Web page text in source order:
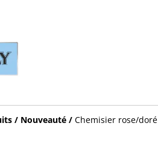
/ Nouveauté / Chemisier rose/doré